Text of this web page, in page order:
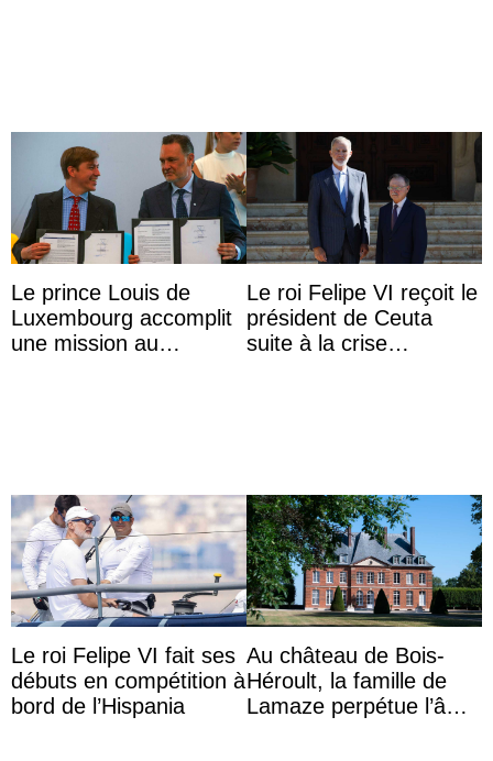
Le prince Louis de
Luxembourg accomplit
une mission au
Le roi Felipe VI reçoit le
président de Ceuta
suite à la crise
Le roi Felipe VI fait ses
débuts en compétition à
bord de l’Hispania
Au château de Bois-
Héroult, la famille de
Lamaze perpétue l’âme